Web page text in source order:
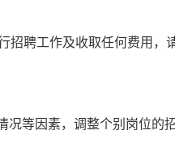
招聘工作及收取任何费用
等因素，调整个别岗位的